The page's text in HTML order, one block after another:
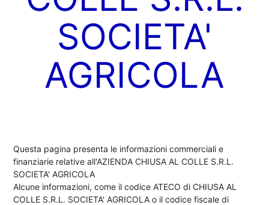
SOCIETA'
AGRICOLA
Questa pagina presenta le informazioni commerciali e
finanziarie relative all'AZIENDA CHIUSA AL COLLE S.R.L.
SOCIETA' AGRICOLA
Alcune informazioni, come il codice ATECO di CHIUSA AL
COLLE S.R.L. SOCIETA' AGRICOLA o il codice fiscale di